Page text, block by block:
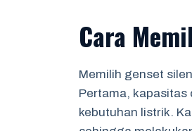
Cara
Memilih genset
Pertama, kapasitas
kebutuhan listrik.